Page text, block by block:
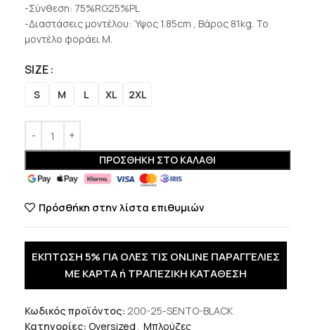
-Σύνθεση: 75%RG25%PL
-Διαστάσεις μοντέλου: Ύψος 1.85cm , Βάρος 81kg. Το
μοντέλο φοράει M.
SIZE
S M L XL 2XL
ΠΡΟΣΘΉΚΗ ΣΤΟ ΚΑΛΆΘΙ
Πρόσθήκη στην λίστα επιθυμιών
ΕΚΠΤΩΣΗ 5% ΓΙΑ ΟΛΕΣ ΤΙΣ ONLINE ΠΑΡΑΓΓΕΛΙΕΣ
ΜΕ ΚΑΡΤΑ ή ΤΡΑΠΕΖΙΚΗ ΚΑΤΑΘΕΣΗ
Κωδικός προϊόντος: 200-25-SENTO-BLACK
Κατηγορίες: Oversized , Μπλούζες